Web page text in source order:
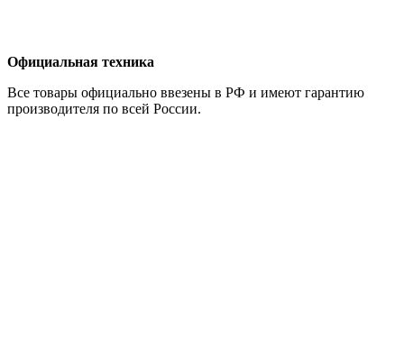
Официальная техника
Все товары официально ввезены в РФ и имеют гарантию
производителя по всей России.